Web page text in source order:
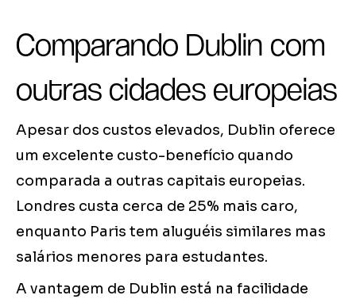
Comparando Dublin com
outras cidades europeias
Apesar dos custos elevados, Dublin oferece
um excelente custo-benefício quando
comparada a outras capitais europeias.
Londres custa cerca de 25% mais caro,
enquanto Paris tem aluguéis similares mas
salários menores para estudantes.
A vantagem de Dublin está na facilidade